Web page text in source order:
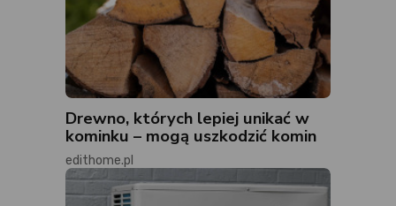
Drewno, których lepiej unikać w
kominku – mogą uszkodzić komin
edithome.pl